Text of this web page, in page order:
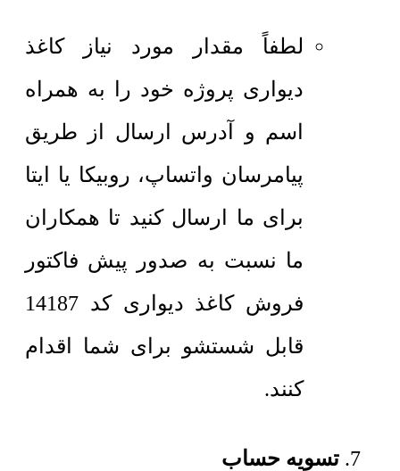
لطفاً مقدار مورد نیاز کاغذ
دیواری پروژه خود را به همراه
اسم و آدرس ارسال از طریق
پیامرسان واتساپ، روبیکا یا ایتا
برای ما ارسال کنید تا همکاران
ما نسبت به صدور پیش فاکتور
فروش کاغذ دیواری کد 14187
قابل شستشو برای شما اقدام
کنند.
تسویه حساب